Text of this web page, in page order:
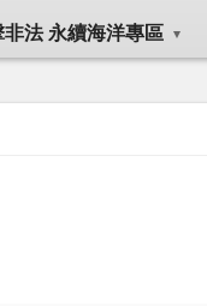
法 永續海洋專區